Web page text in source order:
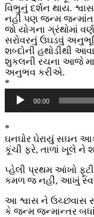
વિભુનું દર્શન થાય.
નહીં પણ જન્મ
જો યોગના ગ્રંથોમાં
સરોવરનું ઉઘડવું
શબ્દોની હથોડીથી
શુકલની રચના આજે
અનુભવ કરીએ.
*
Audio
Player
00:00
*
ઘનઘોર ઘેરાયું સઘન
કૂંચી ફરે, તાળાં ખૂલે ને
પ્હેલી પ્રથમ આંખો
કમળ જ નહીં, આખું
આ શ્વાસ ને ઉચ્છવાસ
કે જન્મ જન્માન્તર